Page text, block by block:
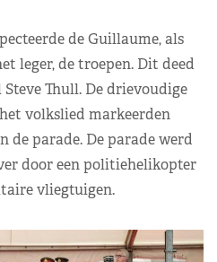
de Guillaume, als
leger, de troepen. Dit deed
Thull. De drievoudige
volkslied markeerden
de parade. De parade werd
door een politiehelikopter
vliegtuigen.